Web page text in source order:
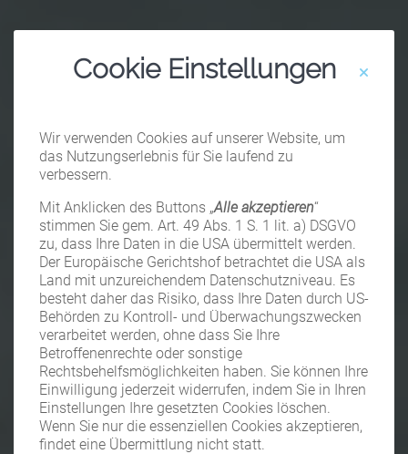
Cookie Einstellungen
Wir verwenden Cookies auf unserer Website, um
das Nutzungserlebnis für Sie laufend zu
verbessern.
Mit Anklicken des Buttons „Alle akzeptieren“
stimmen Sie gem. Art. 49 Abs. 1 S. 1 lit. a) DSGVO
zu, dass Ihre Daten in die USA übermittelt werden.
Der Europäische Gerichtshof betrachtet die USA als
Land mit unzureichendem Datenschutzniveau. Es
besteht daher das Risiko, dass Ihre Daten durch US-
Behörden zu Kontroll- und Überwachungszwecken
verarbeitet werden, ohne dass Sie Ihre
Betroffenenrechte oder sonstige
Rechtsbehelfsmöglichkeiten haben. Sie können Ihre
Einwilligung jederzeit widerrufen, indem Sie in Ihren
Einstellungen Ihre gesetzten Cookies löschen.
Wenn Sie nur die essenziellen Cookies akzeptieren,
findet eine Übermittlung nicht statt.